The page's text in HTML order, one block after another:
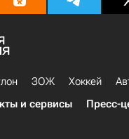
ЗОЖ Хоккей
и сервисы Пресс-